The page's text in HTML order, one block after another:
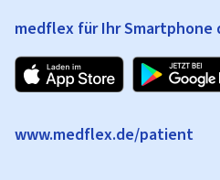
medflex für Ihr Smartphone
www.medflex.de/patient